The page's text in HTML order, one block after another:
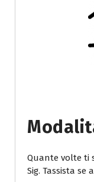
Quante volte ti
Sig. Tassista se